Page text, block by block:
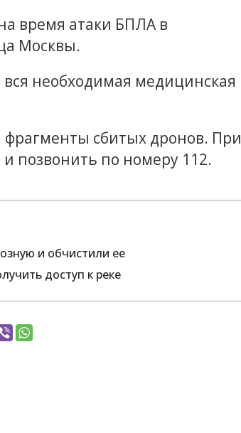
время атаки БПЛА в
Москвы.
необходимая медицинская
фрагменты сбитых дронов. При
позвонить по номеру 112.
и обчистили ее
доступ к реке